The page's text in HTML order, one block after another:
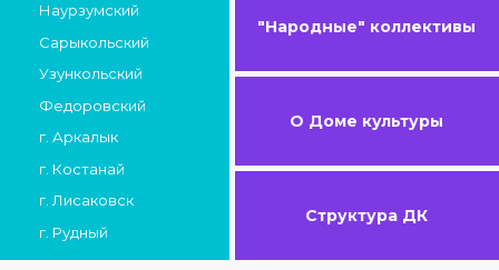
Наурзумский
Сарыкольский
Узункольский
Федоровский
г. Аркалык
г. Костанай
г. Лисаковск
г. Рудный
"Народные" коллективы
О Доме культуры
Структура ДК